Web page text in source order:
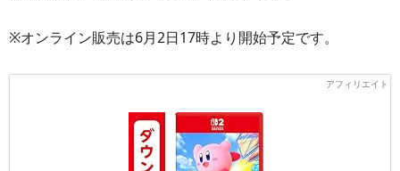
※オンライン販売は6月2日17時より開始予定です。